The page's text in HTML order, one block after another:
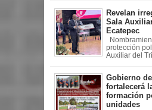
Revelan
Sala
Ecatepec
protección
Auxiliar del
Gobierno
fortalecerá
formación
unidades